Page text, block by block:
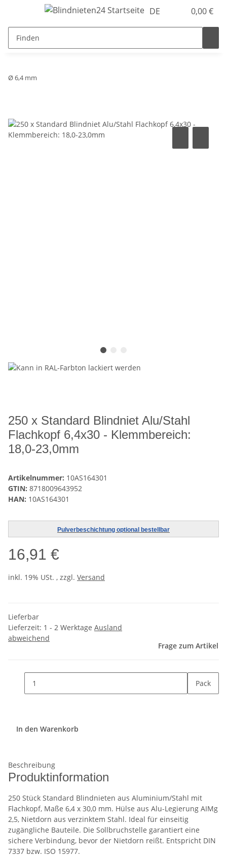
DE 0,00 €
Ø 6,4 mm
250 x Standard Blindniet Alu/Stahl
Flachkopf 6,4x30 - Klemmbereich:
18,0-23,0mm
Artikelnummer: 10AS164301
GTIN: 8718009643952
HAN: 10AS164301
Pulverbeschichtung optional bestellbar
16,91 €
inkl. 19% USt. , zzgl. Versand
Lieferbar
Lieferzeit: 1 - 2 Werktage Ausland
abweichend
Frage zum Artikel
Pack
In den Warenkorb
Beschreibung
Produktinformation
250 Stück Standard Blindnieten aus Aluminium/Stahl mit
Flachkopf, Maße 6,4 x 30,0 mm. Hülse aus Alu-Legierung AIMg
2,5, Nietdorn aus verzinktem Stahl. Ideal für einseitig
zugängliche Bauteile. Die Sollbruchstelle garantiert eine
sichere Verbindung, bevor der Nietdorn reißt. Entspricht DIN
7337 bzw. ISO 15977.